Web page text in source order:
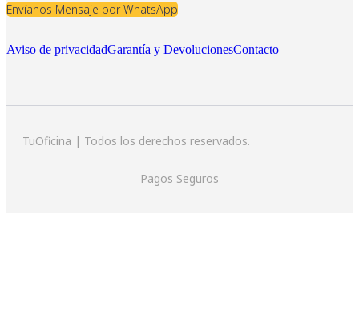
Envíanos Mensaje por WhatsApp
Aviso de privacidadGarantía y DevolucionesContacto
TuOficina | Todos los derechos reservados.
Pagos Seguros